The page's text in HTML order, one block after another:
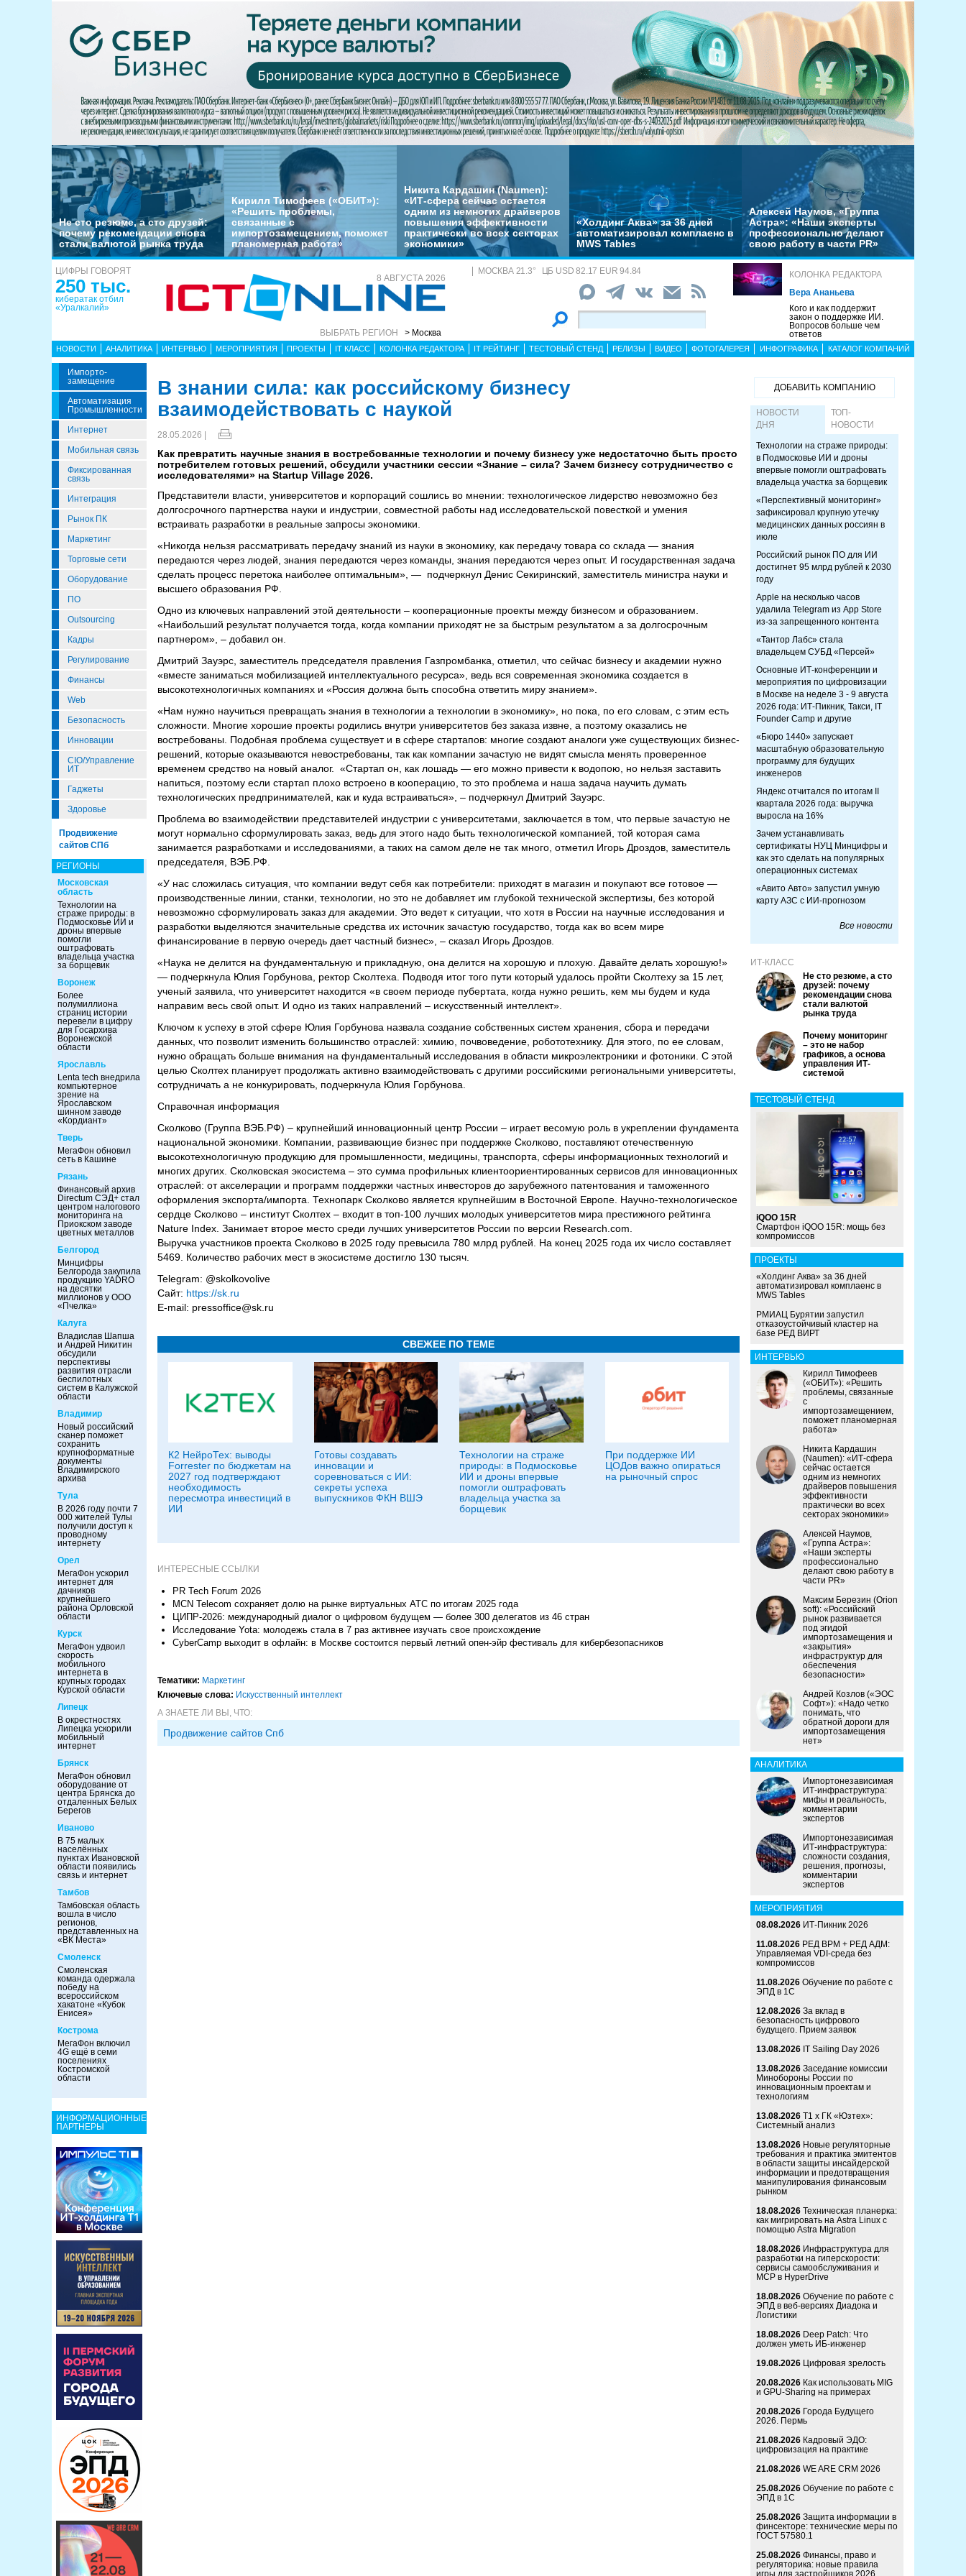
Не сто резюме, а сто друзей:
почему рекомендации снова
стали валютой рынка труда
Кирилл Тимофеев («ОБИТ»):
«Решить проблемы,
связанные с
импортозамещением, поможет
планомерная работа»
Никита Кардашин (Naumen):
«ИТ-сфера сейчас остается
одним из немногих драйверов
повышения эффективности
практически во всех секторах
экономики»
«Холдинг Аква» за 36 дней
автоматизировал комплаенс в
MWS Tables
Алексей Наумов, «Группа
Астра»: «Наши эксперты
профессионально делают
свою работу в части PR»
ЦИФРЫ ГОВОРЯТ
250 тыс.
кибератак отбил
«Уралкалий»
8 АВГУСТА 2026
ВЫБРАТЬ РЕГИОН > Москва
МОСКВА 21.3° ЦБ USD 82.17 EUR 94.84
КОЛОНКА РЕДАКТОРА
Вера Ананьева
Кого и как поддержит
закон о поддержке ИИ.
Вопросов больше чем
ответов
НОВОСТИ АНАЛИТИКА ИНТЕРВЬЮ МЕРОПРИЯТИЯ ПРОЕКТЫ IT КЛАСС КОЛОНКА РЕДАКТОРА IT РЕЙТИНГ ТЕСТОВЫЙ СТЕНД РЕЛИЗЫ ВИДЕО ФОТОГАЛЕРЕЯ ИНФОГРАФИКА КАТАЛОГ КОМПАНИЙ
Импорто­
Замещение
Автоматизация
Промышленности
Интернет
Мобильная связь
Фиксированная
связь
Интеграция
Рынок ПК
Маркетинг
Торговые сети
Оборудование
ПО
Outsourcing
Кадры
Регулирование
Финансы
Web
Безопасность
Инновации
CIO/Управление
ИТ
Гаджеты
Здоровье
Продвижение
сайтов СПб
РЕГИОНЫ
Московская
область
Технологии на
страже природы: в
Подмосковье ИИ и
дроны впервые
помогли
оштрафовать
владельца участка
за борщевик
Воронеж
Более
полумиллиона
страниц истории
перевели в цифру
для Госархива
Воронежской
области
Ярославль
Lenta tech внедрила
компьютерное
зрение на
Ярославском
шинном заводе
«Кордиант»
Тверь
МегаФон обновил
сеть в Кашине
Рязань
Финансовый архив
Directum СЭД+ стал
центром налогового
мониторинга на
Приокском заводе
цветных металлов
Белгород
Минцифры
Белгорода закупила
продукцию YADRO
на десятки
миллионов у ООО
«Пчелка»
Калуга
Владислав Шапша
и Андрей Никитин
обсудили
перспективы
развития отрасли
беспилотных
систем в Калужской
области
Владимир
Новый российский
сканер поможет
сохранить
крупноформатные
документы
Владимирского
архива
Тула
В 2026 году почти 7
000 жителей Тулы
получили доступ к
проводному
интернету
Орел
МегаФон ускорил
интернет для
дачников
крупнейшего
района Орловской
области
Курск
МегаФон удвоил
скорость
мобильного
интернета в
крупных городах
Курской области
Липецк
В окрестностях
Липецка ускорили
мобильный
интернет
Брянск
МегаФон обновил
оборудование от
центра Брянска до
отдаленных Белых
Берегов
Иваново
В 75 малых
населённых
пунктах Ивановской
области появились
связь и интернет
Тамбов
Тамбовская область
вошла в число
регионов,
представленных на
«ВК Места»
Смоленск
Смоленская
команда одержала
победу на
всероссийском
хакатоне «Кубок
Енисея»
Кострома
МегаФон включил
4G ещё в семи
поселениях
Костромской
области
ИНФОРМАЦИОННЫЕ
ПАРТНЕРЫ
В знании сила: как российскому бизнесу
взаимодействовать с наукой
28.05.2026 |
Как превратить научные знания в востребованные технологии и почему бизнесу уже недостаточно быть просто
потребителем готовых решений, обсудили участники сессии «Знание – сила? Зачем бизнесу сотрудничество с
исследователями» на Startup Village 2026.
Представители власти, университетов и корпораций сошлись во мнении: технологическое лидерство невозможно без
долгосрочного партнерства науки и индустрии, совместной работы над исследовательской повесткой и умения
встраивать разработки в реальные запросы экономики.
«Никогда нельзя рассматривать передачу знаний из науки в экономику, как передачу товара со склада — знания
передаются через людей, знания передаются через команды, знания передаются через опыт. И государственная задача
сделать процесс перетока наиболее оптимальным», — подчеркнул Денис Секиринский, заместитель министра науки и
высшего образования РФ.
Одно из ключевых направлений этой деятельности – кооперационные проекты между бизнесом и образованием.
«Наибольший результат получается тогда, когда компании приходят не за быстрым результатом а за долгосрочным
партнером», – добавил он.
Дмитрий Зауэрс, заместитель председателя правления Газпромбанка, отметил, что сейчас бизнесу и академии нужно
«вместе заниматься мобилизацией интеллектуального ресурса», ведь вся современная экономика создается в
высокотехнологичных компаниях и «Россия должна быть способна ответить миру знанием».
«Нам нужно научиться превращать знания в технологии а технологии в экономику», но пока, по его словам, с этим есть
сложности. Многие хорошие проекты родились внутри университетов без заказа извне, а поэтому оказались не
востребованы. Подобная проблема существует и в сфере стартапов: многие создают аналоги уже существующих бизнес-
решений, которые оказываются невостребованы, так как компании зачастую не видят смысла менять проверенное
временем средство на новый аналог. «Стартап он, как лошадь — его можно привести к водопою, но нельзя заставить
напиться, поэтому если стартап плохо встроено в кооперацию, то это проблема и наша задача научить думать
технологических предпринимателей, как и куда встраиваться», – подчеркнул Дмитрий Зауэрс.
Проблема во взаимодействии представителей индустрии с университетами, заключается в том, что первые зачастую не
могут нормально сформулировать заказ, ведь для этого надо быть технологической компанией, той которая сама
занимается разработками и исследованиями, а таких на самом деле не так много, отметил Игорь Дроздов, заместитель
председателя, ВЭБ.РФ.
«У нас сложилась ситуация, что компании ведут себя как потребители: приходят в магазин и покупают все готовое —
производственные линии, станки, технологии, но это не добавляет им глубокой технической экспертизы, без которой
невозможно сформулировать заказ для академии. Это ведет к ситуации, что хотя в России на научные исследования и
разработки выделяются значительные средства их источник зачастую государство, тогда как во всем мире
финансирование в первую очередь дает частный бизнес», – сказал Игорь Дроздов.
«Наука не делится на фундаментальную и прикладную, она делится на хорошую и плохую. Давайте делать хорошую!»
— подчеркнула Юлия Горбунова, ректор Сколтеха. Подводя итог того пути который удалось пройти Сколтеху за 15 лет,
ученый заявила, что университет находится «в своем периоде пубертата, когда нужно решить, кем мы будем и куда
направим весь свой опыт. И одно из таких направлений – искусственный интеллект».
Ключом к успеху в этой сфере Юлия Горбунова назвала создание собственных систем хранения, сбора и передачи
данных, что позволит изменить большинство отраслей: химию, почвоведение, робототехнику. Для этого, по ее словам,
нужно обращать больше внимания на фундаментальный исследования в области микроэлектроники и фотоники. С этой
целью Сколтех планирует продолжать активно взаимодействовать с другими российскими региональными университеты,
сотрудничать а не конкурировать, подчеркнула Юлия Горбунова.
Справочная информация
Сколково (Группа ВЭБ.РФ) – крупнейший инновационный центр России – играет весомую роль в укреплении фундамента
национальной экономики. Компании, развивающие бизнес при поддержке Сколково, поставляют отечественную
высокотехнологичную продукцию для промышленности, медицины, транспорта, сферы информационных технологий и
многих других. Сколковская экосистема – это сумма профильных клиентоориентированных сервисов для инновационных
отраслей: от акселерации и программ поддержки частных инвесторов до зарубежного патентования и таможенного
оформления экспорта/импорта. Технопарк Сколково является крупнейшим в Восточной Европе. Научно-технологическое
сердце Сколково – институт Сколтех – входит в топ-100 лучших молодых университетов мира престижного рейтинга
Nature Index. Занимает второе место среди лучших университетов России по версии Research.com.
Выручка участников проекта Сколково в 2025 году превысила 780 млрд рублей. На конец 2025 года их число составляет
5469. Количество рабочих мест в экосистеме достигло 130 тысяч.
Telegram: @skolkovolive
Сайт: https://sk.ru
E-mail: pressoffice@sk.ru
СВЕЖЕЕ ПО ТЕМЕ
К2 НейроТех: выводы
Forrester по бюджетам на
2027 год подтверждают
необходимость
пересмотра инвестиций в
ИИ
Готовы создавать
инновации и
соревноваться с ИИ:
секреты успеха
выпускников ФКН ВШЭ
Технологии на страже
природы: в Подмосковье
ИИ и дроны впервые
помогли оштрафовать
владельца участка за
борщевик
При поддержке ИИ
ЦОДов важно опираться
на рыночный спрос
ИНТЕРЕСНЫЕ ССЫЛКИ
PR Tech Forum 2026
MCN Telecom сохраняет долю на рынке виртуальных АТС по итогам 2025 года
ЦИПР-2026: международный диалог о цифровом будущем — более 300 делегатов из 46 стран
Исследование Yota: молодежь стала в 7 раз активнее изучать свое происхождение
CyberCamp выходит в офлайн: в Москве состоится первый летний опен-эйр фестиваль для кибербезопасников
Тематики: Маркетинг
Ключевые слова: Искусственный интеллект
А ЗНАЕТЕ ЛИ ВЫ, ЧТО:
Продвижение сайтов Спб
ДОБАВИТЬ КОМПАНИЮ
НОВОСТИ
ДНЯ
ТОП-
НОВОСТИ
Технологии на страже природы:
в Подмосковье ИИ и дроны
впервые помогли оштрафовать
владельца участка за борщевик
«Перспективный мониторинг»
зафиксировал крупную утечку
медицинских данных россиян в
июле
Российский рынок ПО для ИИ
достигнет 95 млрд рублей к 2030
году
Apple на несколько часов
удалила Telegram из App Store
из-за запрещенного контента
«Тантор Лабс» стала
владельцем СУБД «Персей»
Основные ИТ-конференции и
мероприятия по цифровизации
в Москве на неделе 3 - 9 августа
2026 года: ИТ-Пикник, Такси, IT
Founder Camp и другие
«Бюро 1440» запускает
масштабную образовательную
программу для будущих
инженеров
Яндекс отчитался по итогам II
квартала 2026 года: выручка
выросла на 16%
Зачем устанавливать
сертификаты НУЦ Минцифры и
как это сделать на популярных
операционных системах
«Авито Авто» запустил умную
карту АЗС с ИИ-прогнозом
Все новости
ИТ-КЛАСС
Не сто резюме, а сто
друзей: почему
рекомендации снова
стали валютой
рынка труда
Почему мониторинг
– это не набор
графиков, а основа
управления ИТ-
системой
ТЕСТОВЫЙ СТЕНД
iQOO 15R
Смартфон iQOO 15R: мощь без
компромиссов
ПРОЕКТЫ
«Холдинг Аква» за 36 дней
автоматизировал комплаенс в
MWS Tables
РМИАЦ Бурятии запустил
отказоустойчивый кластер на
базе РЕД ВИРТ
ИНТЕРВЬЮ
Кирилл Тимофеев
(«ОБИТ»): «Решить
проблемы, связанные
с
импортозамещением,
поможет планомерная
работа»
Никита Кардашин
(Naumen): «ИТ-сфера
сейчас остается
одним из немногих
драйверов повышения
эффективности
практически во всех
секторах экономики»
Алексей Наумов,
«Группа Астра»:
«Наши эксперты
профессионально
делают свою работу в
части PR»
Максим Березин (Orion
soft): «Российский
рынок развивается
под эгидой
импортозамещения и
«закрытия»
инфраструктур для
обеспечения
безопасности»
Андрей Козлов («ЭОС
Софт»): «Надо четко
понимать, что
обратной дороги для
импортозамещения
нет»
АНАЛИТИКА
Импортонезависимая
ИТ-инфраструктура:
мифы и реальность,
комментарии
экспертов
Импортонезависимая
ИТ-инфраструктура:
сложности создания,
решения, прогнозы,
комментарии
экспертов
МЕРОПРИЯТИЯ
08.08.2026 ИТ-Пикник 2026
11.08.2026 РЕД ВРМ + РЕД АДМ:
Управляемая VDI-среда без
компромиссов
11.08.2026 Обучение по работе с
ЭПД в 1С
12.08.2026 За вклад в
безопасность цифрового
будущего. Прием заявок
13.08.2026 IT Sailing Day 2026
13.08.2026 Заседание комиссии
Минобороны России по
инновационным проектам и
технологиям
13.08.2026 Т1 x ГК «Юзтех»:
Системный анализ
13.08.2026 Новые регуляторные
требования и практика эмитентов
в области защиты инсайдерской
информации и предотвращения
манипулирования финансовым
рынком
18.08.2026 Техническая планерка:
как мигрировать на Astra Linux с
помощью Astra Migration
18.08.2026 Инфраструктура для
разработки на гиперскорости:
сервисы самообслуживания и
MCP в HyperDrive
18.08.2026 Обучение по работе с
ЭПД в веб-версиях Диадока и
Логистики
18.08.2026 Deep Patch: Что
должен уметь ИБ-инженер
19.08.2026 Цифровая зрелость
20.08.2026 Как использовать MIG
и GPU-Sharing на примерах
20.08.2026 Города Будущего
2026. Пермь
21.08.2026 Кадровый ЭДО:
цифровизация на практике
21.08.2026 WE ARE CRM 2026
25.08.2026 Обучение по работе с
ЭПД в 1С
25.08.2026 Защита информации в
финсекторе: технические меры по
ГОСТ 57580.1
25.08.2026 Финансы, право и
регуляторика: новые правила